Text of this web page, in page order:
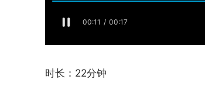
时长：22分钟